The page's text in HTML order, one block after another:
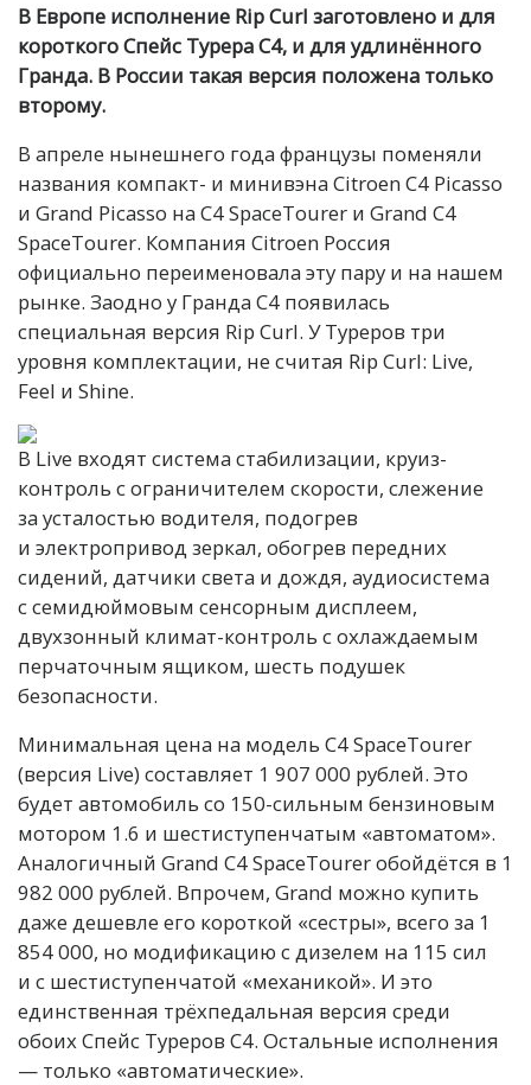
В Европе исполнение Rip Curl заготовлено и для
короткого Спейс Турера C4, и для удлинённого
Гранда. В России такая версия положена только
второму.
В апреле нынешнего года французы поменяли
названия компакт- и минивэна Citroen C4 Picasso
и Grand Picasso на C4 SpaceTourer и Grand C4
SpaceTourer. Компания Citroen Россия
официально переименовала эту пару и на нашем
рынке. Заодно у Гранда C4 появилась
специальная версия Rip Curl. У Туреров три
уровня комплектации, не считая Rip Curl: Live,
Feel и Shine.
В Live входят система стабилизации, круиз-
контроль с ограничителем скорости, слежение
за усталостью водителя, подогрев
и электропривод зеркал, обогрев передних
сидений, датчики света и дождя, аудиосистема
с семидюймовым сенсорным дисплеем,
двухзонный климат-контроль с охлаждаемым
перчаточным ящиком, шесть подушек
безопасности.
Минимальная цена на модель C4 SpaceTourer
(версия Live) составляет 1 907 000 рублей. Это
будет автомобиль со 150-сильным бензиновым
мотором 1.6 и шестиступенчатым «автоматом».
Аналогичный Grand C4 SpaceTourer обойдётся в 1
982 000 рублей. Впрочем, Grand можно купить
даже дешевле его короткой «сестры», всего за 1
854 000, но модификацию с дизелем на 115 сил
и с шестиступенчатой «механикой». И это
единственная трёхпедальная версия среди
обоих Спейс Туреров C4. Остальные исполнения
— только «автоматические».